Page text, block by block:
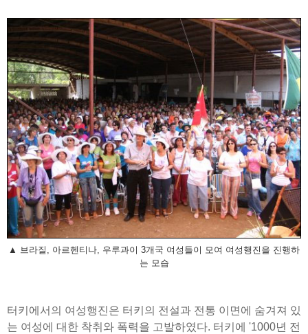
▲ 브라질, 아르헨티나, 우루과이 3개국 여성들이 모여 여성행진을 진행하
는 모습
터키에서의 여성행진은 터키의 전설과 전통 이면에 숨겨져 있
는 여성에 대한 착취와 폭력을 고발하였다. 터키에 '1000년 전